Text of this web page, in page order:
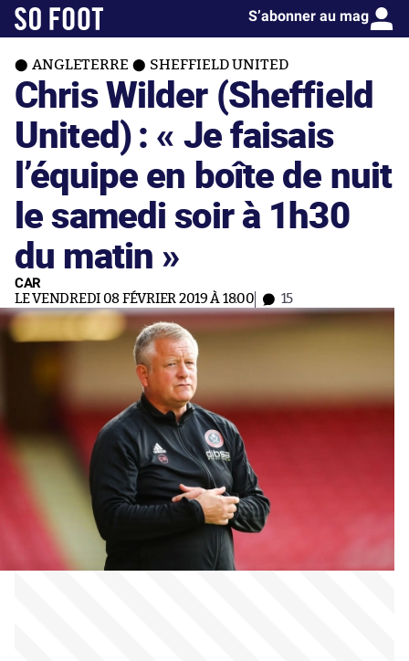
S’abonner au mag
ANGLETERRE SHEFFIELD UNITED
Chris Wilder (Sheffield
United) : « Je faisais
l’équipe en boîte de nuit
le samedi soir à 1h30
du matin »
CAR
LE VENDREDI 08 FÉVRIER 2019 À 18:00 15